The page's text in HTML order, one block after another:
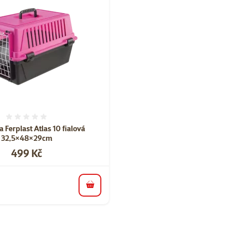
Ferplast Atlas 10 fialová
32,5×48×29cm
Cena
499 Kč
do košíku